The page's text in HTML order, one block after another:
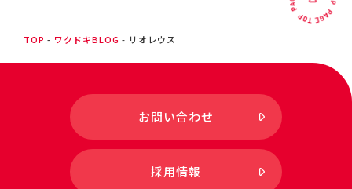
TOP ワクドキBLOG リオレウス
お問い合わせ
採用情報